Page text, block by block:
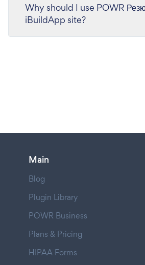
Why should I use POWR
iBuildApp site?
Main
Blog
Plugin Library
POWR Business
Plans & Pricing
HIPAA Forms